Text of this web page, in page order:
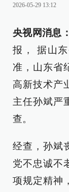
2026-05-29 13:12
央视网消息：
报， 据山
准，山东省
高新技术产
主任孙斌严
查。
经查，孙斌
党不忠诚不
项规定精神